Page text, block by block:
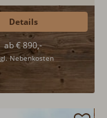
wird ein
Hohe Tauern. In
ab € 890,-
Nebenkosten
Details